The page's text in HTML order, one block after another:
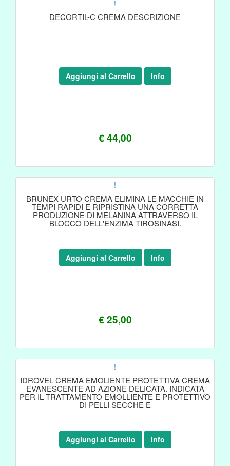
!
DECORTIL-C CREMA DESCRIZIONE
€ 44,00
Aggiungi al Carrello Info
!
BRUNEX URTO CREMA ELIMINA LE MACCHIE IN
TEMPI RAPIDI E RIPRISTINA UNA CORRETTA
PRODUZIONE DI MELANINA ATTRAVERSO IL
BLOCCO DELL'ENZIMA TIROSINASI.
€ 25,00
Aggiungi al Carrello Info
!
IDROVEL CREMA EMOLIENTE PROTETTIVA CREMA
EVANESCENTE AD AZIONE DELICATA. INDICATA
PER IL TRATTAMENTO EMOLLIENTE E PROTETTIVO
DI PELLI SECCHE E
Aggiungi al Carrello Info